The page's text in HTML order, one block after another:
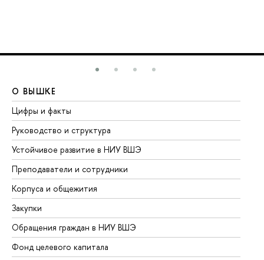
О ВЫШКЕ
Цифры и факты
Руководство и структура
Устойчивое развитие в НИУ ВШЭ
Преподаватели и сотрудники
Корпуса и общежития
Закупки
Обращения граждан в НИУ ВШЭ
Фонд целевого капитала